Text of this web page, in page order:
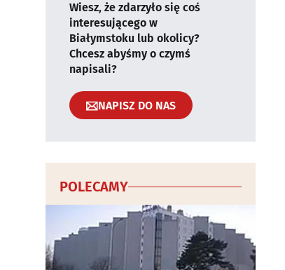
Wiesz, że zdarzyło się coś
interesującego w
Białymstoku lub okolicy?
Chcesz abyśmy o czymś
napisali?
NAPISZ DO NAS
POLECAMY